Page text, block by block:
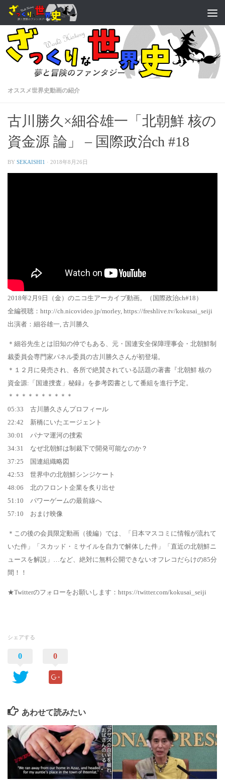
オススメ世界史動画の紹介
古川勝久×細谷雄一「北朝鮮 核の
資金源 論」 – 国際政治ch #18
BY SEKAISHI1 · 2018年8月26日
2018年2月9日（金）のニコ生アーカイブ動画。（国際政治ch#18）
全編視聴：http://ch.nicovideo.jp/morley, https://freshlive.tv/kokusai_seiji
出演者：細谷雄一, 古川勝久
＊細谷先生とは旧知の仲でもある、元・国連安全保障理事会・北朝鮮制
裁委員会専門家パネル委員の古川勝久さんが初登場。
＊１２月に発売され、各所で絶賛されている話題の著書『北朝鮮 核の
資金源:「国連捜査」秘録』を参考図書として番組を進行予定。
＊＊＊＊＊＊＊＊＊＊
05:33 古川勝久さんプロフィール
22:42 新橋にいたエージェント
30:01 パナマ運河の捜索
34:31 なぜ北朝鮮は制裁下で開発可能なのか？
37:25 国連組織略図
42:53 世界中の北朝鮮シンジケート
48:06 北のフロント企業を炙り出せ
51:10 パワーゲームの最前線へ
57:10 おまけ映像
＊この後の会員限定動画（後編）では、「日本マスコミに情報が流れて
いた件」「スカッド・ミサイルを自力で解体した件」「直近の北朝鮮ニ
ュースを解説」…など、絶対に無料公開できないオフレコだらけの85分
間！！
★Twitterのフォローをお願いします：https://twitter.com/kokusai_seiji
シェアする
0 0
あわせて読みたい